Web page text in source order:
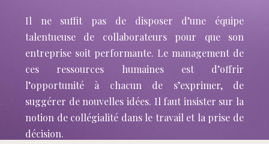
Il ne suffit pas de disposer d’une équipe
talentueuse de collaborateurs pour que son
entreprise soit performante. Le management de
ces ressources humaines est d’offrir
l’opportunité à chacun de s’exprimer, de
suggérer de nouvelles idées. Il faut insister sur la
notion de collégialité dans le travail et la prise de
décision.